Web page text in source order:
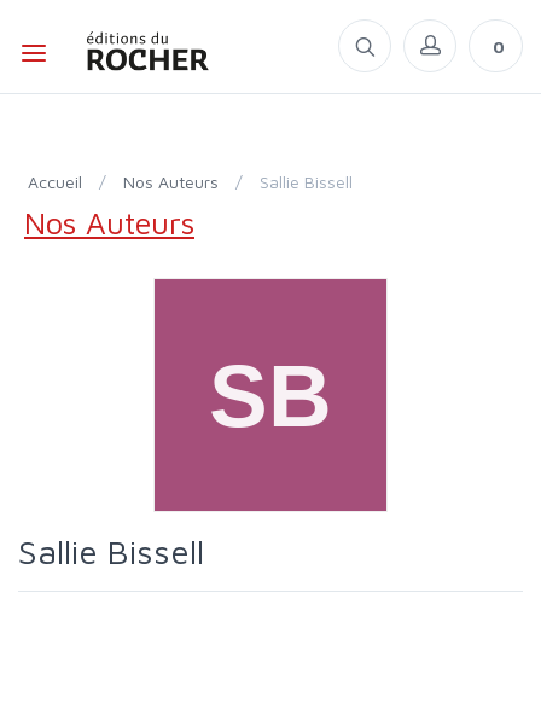
0
Accueil / Nos Auteurs / Sallie Bissell
Nos Auteurs
Sallie Bissell